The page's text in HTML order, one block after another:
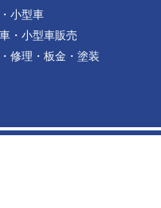
小型車
・小型車販売
修理・板金・塗装